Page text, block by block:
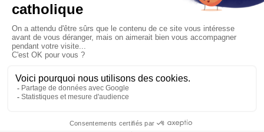
Article
Le pape en Uruguay, Argentine et